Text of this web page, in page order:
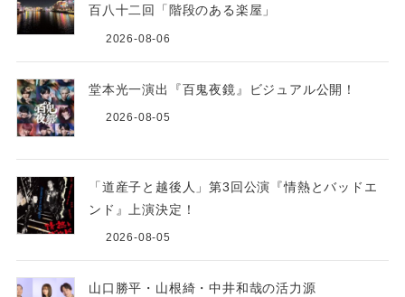
百八十二回「階段のある楽屋」
2026-08-06
堂本光一演出『百鬼夜鏡』ビジュアル公開！
2026-08-05
「道産子と越後人」第3回公演『情熱とバッドエ
ンド』上演決定！
2026-08-05
山口勝平・山根綺・中井和哉の活力源